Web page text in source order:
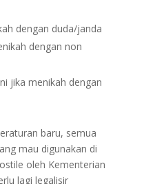
dengan duda/janda
dengan non
jika menikah dengan
baru, semua
mau digunakan di
oleh Kementerian
lagi legalisir